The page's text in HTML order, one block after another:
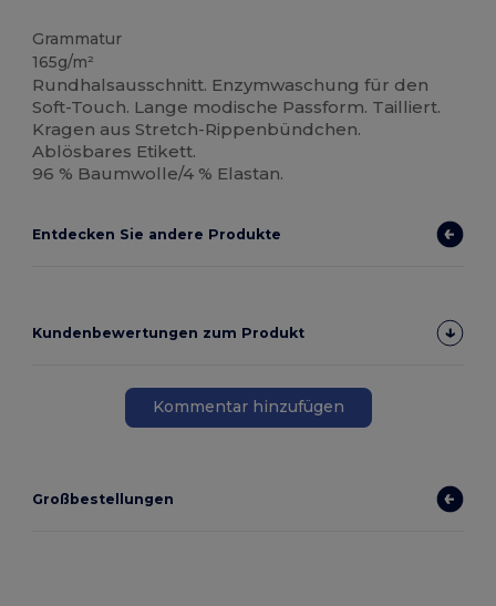
Grammatur
165g/m²
Rundhalsausschnitt. Enzymwaschung für den
Soft-Touch. Lange modische Passform. Tailliert.
Kragen aus Stretch-Rippenbündchen.
Ablösbares Etikett.
96 % Baumwolle/4 % Elastan.
Entdecken Sie andere Produkte
Kundenbewertungen zum Produkt
Kommentar hinzufügen
Großbestellungen